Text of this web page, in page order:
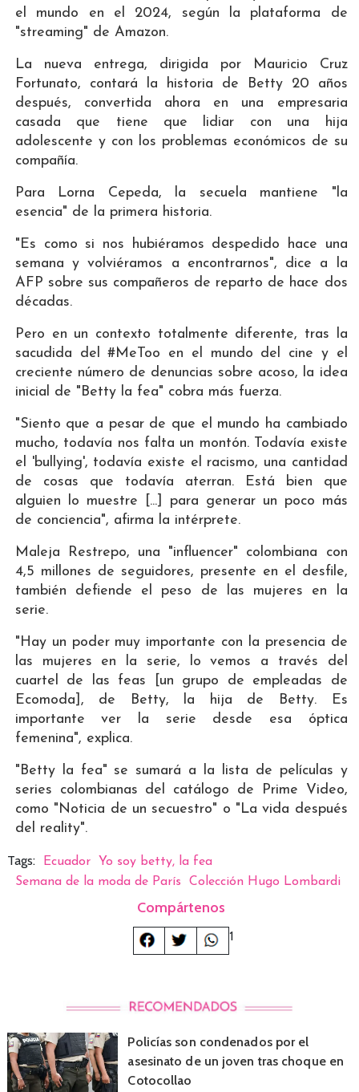
el mundo en el 2024, según la plataforma de
"streaming" de Amazon.
La nueva entrega, dirigida por Mauricio Cruz
Fortunato, contará la historia de Betty 20 años
después, convertida ahora en una empresaria
casada que tiene que lidiar con una hija
adolescente y con los problemas económicos de su
compañía.
Para Lorna Cepeda, la secuela mantiene "la
esencia" de la primera historia.
"Es como si nos hubiéramos despedido hace una
semana y volviéramos a encontrarnos", dice a la
AFP sobre sus compañeros de reparto de hace dos
décadas.
Pero en un contexto totalmente diferente, tras la
sacudida del #MeToo en el mundo del cine y el
creciente número de denuncias sobre acoso, la idea
inicial de "Betty la fea" cobra más fuerza.
"Siento que a pesar de que el mundo ha cambiado
mucho, todavía nos falta un montón. Todavía existe
el 'bullying', todavía existe el racismo, una cantidad
de cosas que todavía aterran. Está bien que
alguien lo muestre [...] para generar un poco más
de conciencia", afirma la intérprete.
Maleja Restrepo, una "influencer" colombiana con
4,5 millones de seguidores, presente en el desfile,
también defiende el peso de las mujeres en la
serie.
"Hay un poder muy importante con la presencia de
las mujeres en la serie, lo vemos a través del
cuartel de las feas [un grupo de empleadas de
Ecomoda], de Betty, la hija de Betty. Es
importante ver la serie desde esa óptica
femenina", explica.
"Betty la fea" se sumará a la lista de películas y
series colombianas del catálogo de Prime Video,
como "Noticia de un secuestro" o "La vida después
del reality".
Tags: Ecuador
Yo soy betty, la fea
Semana de la moda de París
Colección Hugo Lombardi
Compártenos
1
Policías son condenados por el
asesinato de un joven tras choque en
Cotocollao